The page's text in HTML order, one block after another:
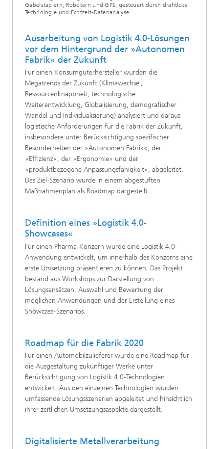
Gabelstaplern, Robotern und GPS, gesteuert durch drahtlose
Technologie und Echtzeit-Datenanalyse.
Ausarbeitung von Logistik 4.0-Lösungen
vor dem Hintergrund der »Autonomen
Fabrik« der Zukunft
Für einen Konsumgüterhersteller wurden die
Megatrends der Zukunft (Klimawechsel,
Ressourcenknappheit, technologische
Weiterentwicklung, Globalisierung, demografischer
Wandel und Individualisierung) analysiert und daraus
logistische Anforderungen für die Fabrik der Zukunft,
insbesondere unter Berücksichtigung spezifischer
Besonderheiten der »Autonomen Fabrik«, der
»Effizienz«, der »Ergonomie« und der
»produktbezogene Anpassungsfähigkeit«, abgeleitet.
Das Ziel-Szenario wurde in einem abgestuften
Maßnahmenplan als Roadmap dargestellt.
Definition eines »Logistik 4.0-
Showcases«
Für einen Pharma-Konzern wurde eine Logistik 4.0-
Anwendung entwickelt, um innerhalb des Konzerns eine
erste Umsetzung präsentieren zu können. Das Projekt
bestand aus Workshops zur Darstellung von
Lösungsansätzen, Auswahl und Bewertung der
möglichen Anwendungen und der Erstellung eines
Showcase-Szenarios.
Roadmap für die Fabrik 2020
Für einen Automobilzulieferer wurde eine Roadmap für
die Ausgestaltung zukünftiger Werke unter
Berücksichtigung von Logistik 4.0-Technologien
entwickelt. Aus den einzelnen Technologien wurden
umfassende Lösungsszenarien abgeleitet und hinsichtlich
ihrer zeitlichen Umsetzungsaspekte dargestellt.
Digitalisierte Metallverarbeitung